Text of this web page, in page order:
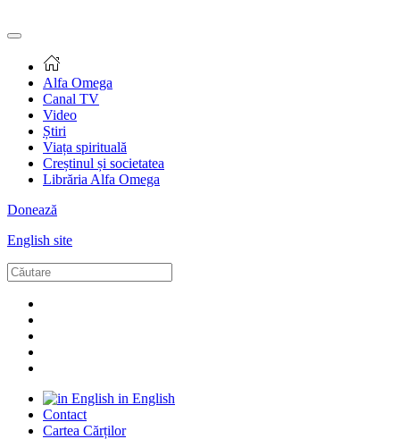
Alfa Omega
Canal TV
Video
Știri
Viața spirituală
Creștinul și societatea
Librăria Alfa Omega
Donează
English site
in English
Contact
Cartea Cărților